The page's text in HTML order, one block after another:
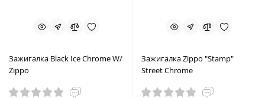
Зажигалка Black Ice Chrome W/
Zippo
Зажигалка Zippo "Stamp"
Street Chrome